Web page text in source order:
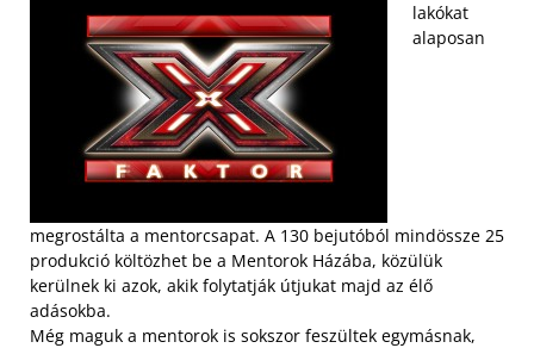
lakókat
alaposan
megrostálta a mentorcsapat. A 130 bejutóból mindössze 25
produkció költözhet be a Mentorok Házába, közülük
kerülnek ki azok, akik folytatják útjukat majd az élő
adásokba.
Még maguk a mentorok is sokszor feszültek egymásnak,